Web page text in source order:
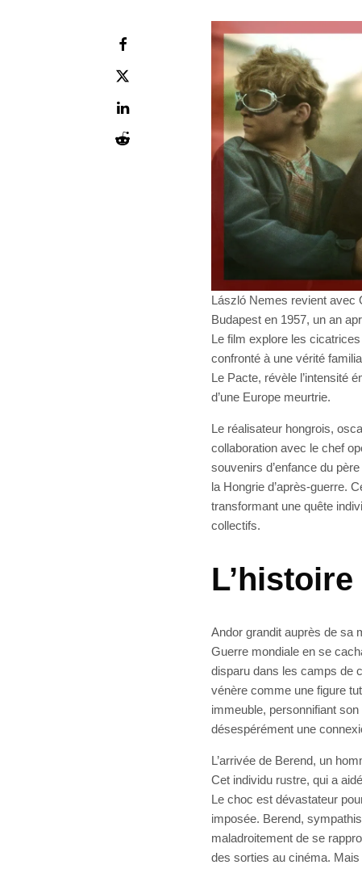
László Nemes revient avec
Budapest en 1957, un an
Le film explore les
confronté à une vérité
Le Pacte, révèle l’intensité
d’une Europe meurtrie.
Le réalisateur hongrois,
collaboration avec le chef
souvenirs d’enfance du
la Hongrie d’après-guerre.
transformant une quête
collectifs.
Andor grandit auprès de sa
Guerre mondiale en se
disparu dans les camps de
vénère comme une figure
immeuble, personnifiant
désespérément une
L’arrivée de Berend, un
Cet individu rustre, qui a
Le choc est dévastateur
imposée. Berend,
maladroitement de se
des sorties au cinéma.